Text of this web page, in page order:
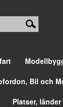
Bil och
Platser,